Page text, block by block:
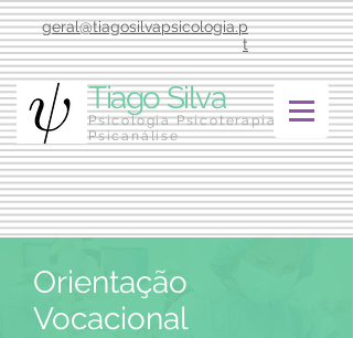
geral@tiagosilvapsicologia.p
t
Tiago Silva
Psicologia Psicoterapia
Psicanálise
Orientação
Vocacional